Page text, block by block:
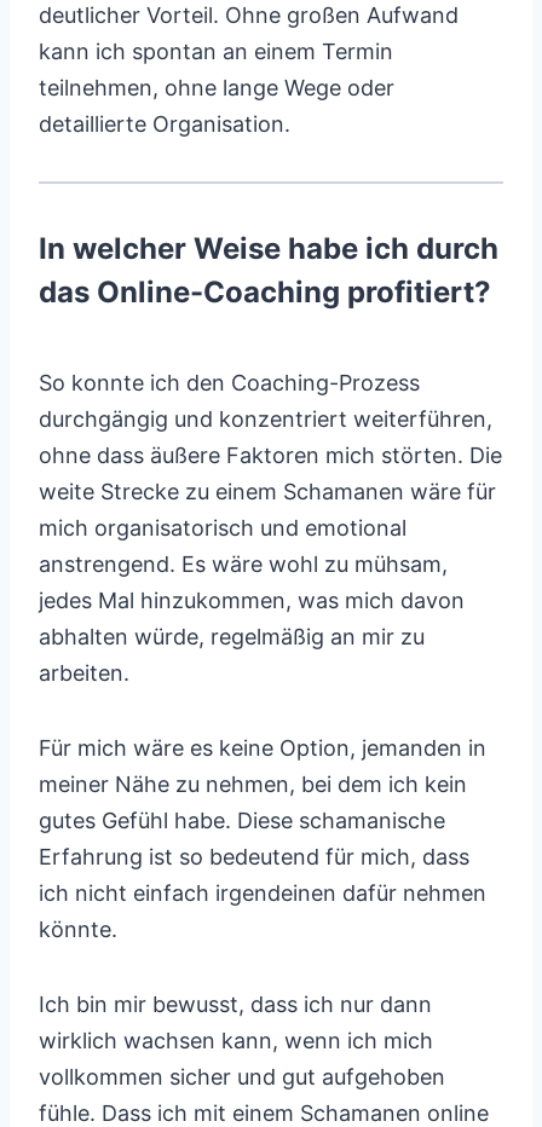
deutlicher Vorteil. Ohne großen Aufwand
kann ich spontan an einem Termin
teilnehmen, ohne lange Wege oder
detaillierte Organisation.
In welcher Weise habe ich durch
das Online-Coaching profitiert?
So konnte ich den Coaching-Prozess
durchgängig und konzentriert weiterführen,
ohne dass äußere Faktoren mich störten. Die
weite Strecke zu einem Schamanen wäre für
mich organisatorisch und emotional
anstrengend. Es wäre wohl zu mühsam,
jedes Mal hinzukommen, was mich davon
abhalten würde, regelmäßig an mir zu
arbeiten.
Für mich wäre es keine Option, jemanden in
meiner Nähe zu nehmen, bei dem ich kein
gutes Gefühl habe. Diese schamanische
Erfahrung ist so bedeutend für mich, dass
ich nicht einfach irgendeinen dafür nehmen
könnte.
Ich bin mir bewusst, dass ich nur dann
wirklich wachsen kann, wenn ich mich
vollkommen sicher und gut aufgehoben
fühle. Dass ich mit einem Schamanen online